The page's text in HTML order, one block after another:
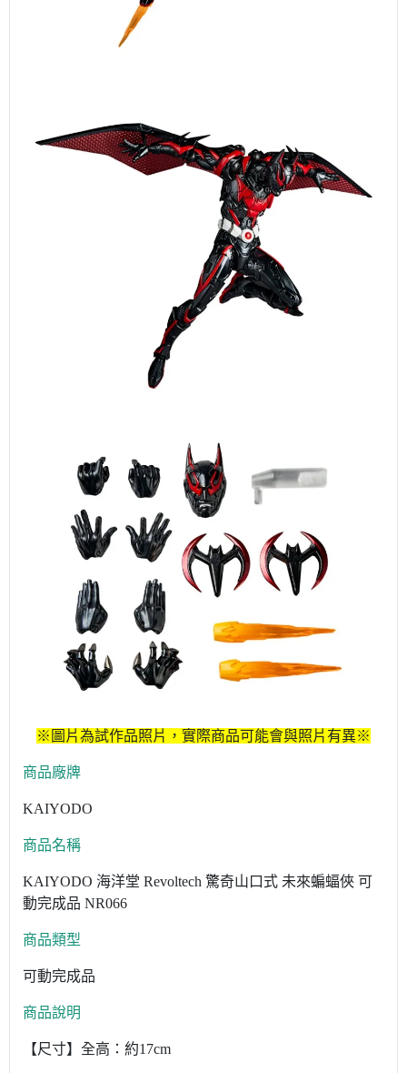
※圖片為試作品照片，實際商品可能會與照片有異※
商品廠牌
KAIYODO
商品名稱
KAIYODO 海洋堂 Revoltech 驚奇山口式 未來蝙蝠俠 可
動完成品 NR066
商品類型
可動完成品
商品說明
【尺寸】全高：約17cm